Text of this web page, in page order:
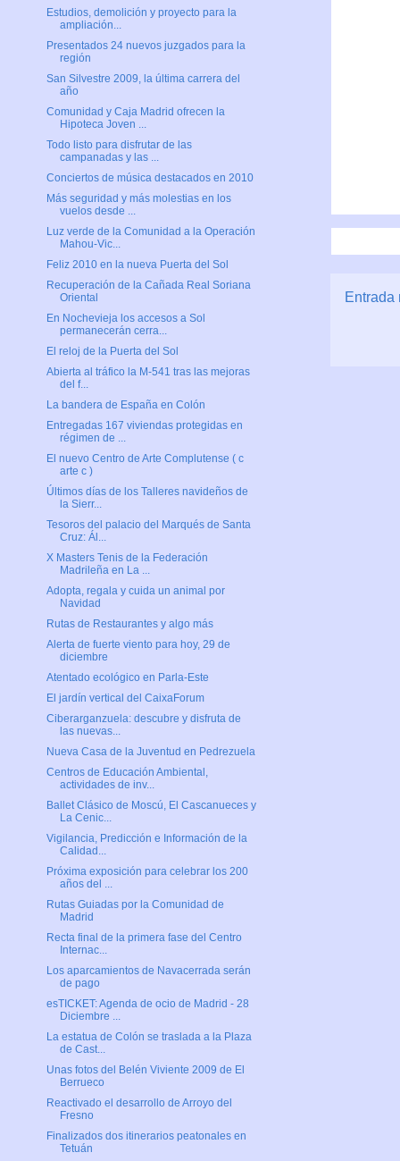
Entrada
Estudios, demolición y proyecto para la
ampliación...
Presentados 24 nuevos juzgados para la
región
San Silvestre 2009, la última carrera del
año
Comunidad y Caja Madrid ofrecen la
Hipoteca Joven ...
Todo listo para disfrutar de las
campanadas y las ...
Conciertos de música destacados en 2010
Más seguridad y más molestias en los
vuelos desde ...
Luz verde de la Comunidad a la Operación
Mahou-Vic...
Feliz 2010 en la nueva Puerta del Sol
Recuperación de la Cañada Real Soriana
Oriental
En Nochevieja los accesos a Sol
permanecerán cerra...
El reloj de la Puerta del Sol
Abierta al tráfico la M-541 tras las mejoras
del f...
La bandera de España en Colón
Entregadas 167 viviendas protegidas en
régimen de ...
El nuevo Centro de Arte Complutense ( c
arte c )
Últimos días de los Talleres navideños de
la Sierr...
Tesoros del palacio del Marqués de Santa
Cruz: Ál...
X Masters Tenis de la Federación
Madrileña en La ...
Adopta, regala y cuida un animal por
Navidad
Rutas de Restaurantes y algo más
Alerta de fuerte viento para hoy, 29 de
diciembre
Atentado ecológico en Parla-Este
El jardín vertical del CaixaForum
Ciberarganzuela: descubre y disfruta de
las nuevas...
Nueva Casa de la Juventud en Pedrezuela
Centros de Educación Ambiental,
actividades de inv...
Ballet Clásico de Moscú, El Cascanueces y
La Cenic...
Vigilancia, Predicción e Información de la
Calidad...
Próxima exposición para celebrar los 200
años del ...
Rutas Guiadas por la Comunidad de
Madrid
Recta final de la primera fase del Centro
Internac...
Los aparcamientos de Navacerrada serán
de pago
esTICKET: Agenda de ocio de Madrid - 28
Diciembre ...
La estatua de Colón se traslada a la Plaza
de Cast...
Unas fotos del Belén Viviente 2009 de El
Berrueco
Reactivado el desarrollo de Arroyo del
Fresno
Finalizados dos itinerarios peatonales en
Tetuán